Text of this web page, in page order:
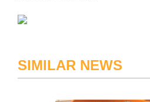
SIMILAR NEWS